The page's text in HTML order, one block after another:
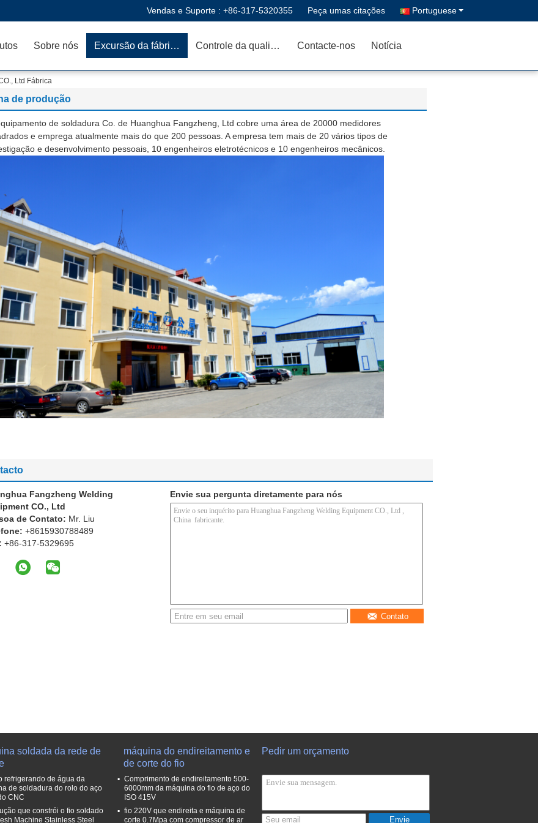
Vendas e Suporte : +86-317-5320355 Peça umas citações Portuguese
Sobre nós Excursão da fábrica Controle da qualidade Contacte-nos Notícia
Ltd Fábrica
de produção
de soldadura Co. de Huanghua Fangzheng, Ltd cobre uma área de 20000 medidores
e emprega atualmente mais do que 200 pessoas. A empresa tem mais de 20 vários tipos de
e desenvolvimento pessoais, 10 engenheiros eletrotécnicos e 10 engenheiros mecânicos.
Fangzheng Welding
CO., Ltd
de Contato: Mr. Liu
+8615930788489
+86-317-5329695
Envie sua pergunta diretamente para nós
Contato
soldada da rede de
refrigerando de água da
de soldadura do rolo do aço
CNC
que constrói o fio soldado
Machine Stainless Steel
máquina do endireitamento e
de corte do fio
Comprimento de endireitamento 500-
6000mm da máquina do fio de aço do
ISO 415V
fio 220V que endireita e máquina de
corte 0.7Mpa com compressor de ar
Pedir um orçamento
Envie